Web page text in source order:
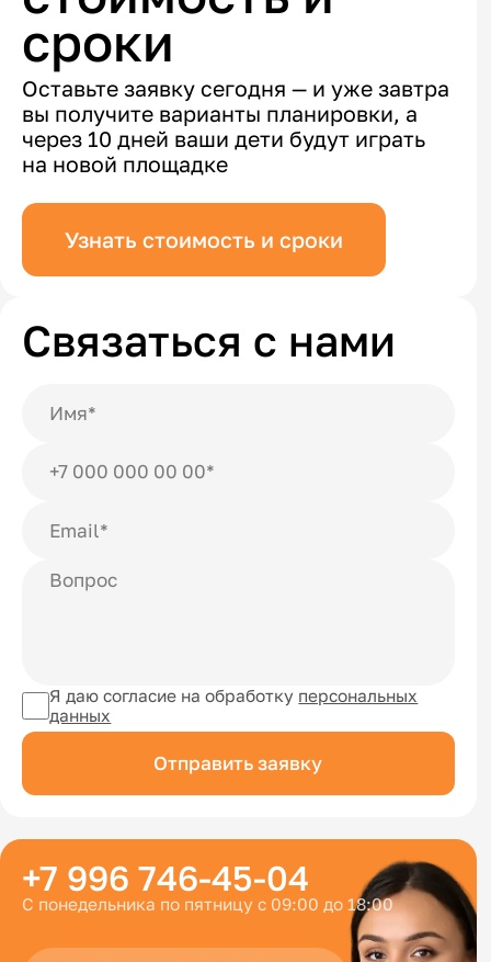
сроки
Оставьте заявку сегодня — и уже завтра
вы получите варианты планировки, а
через 10 дней ваши дети будут играть
на новой площадке
Узнать стоимость и сроки
Связаться с нами
Я даю согласие на обработку персональных
данных
Отправить заявку
+7 996 746-45-04
С понедельника по пятницу с 09:00 до 18:00